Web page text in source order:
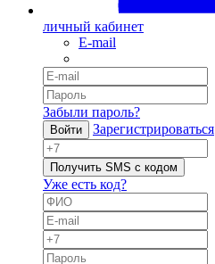
личный кабинет
E-mail
Забыли пароль?
Войти Зарегистрироваться
Получить SMS с кодом
Уже есть код?